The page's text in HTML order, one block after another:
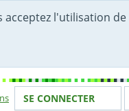
acceptez l'utilisation de
Votre identité
SE CONNECTER